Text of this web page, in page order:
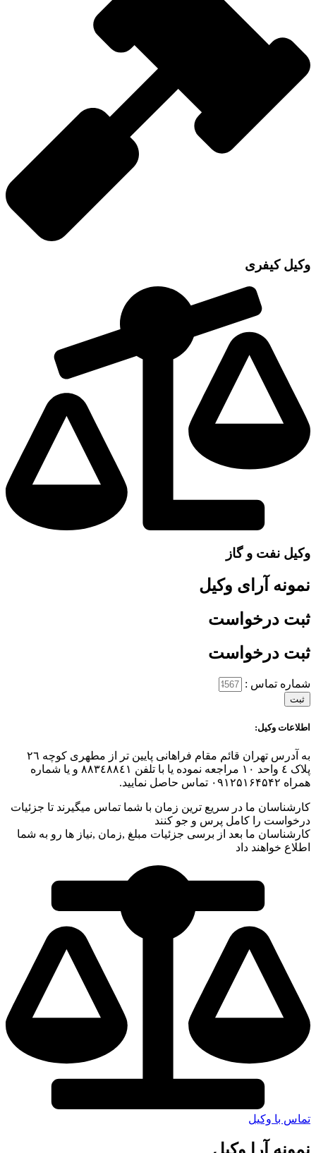
کیفری
نفت و گاز
آرای وکیل
درخواست
درخواست
تماس :
ثبت
وکیل:
به آدرس تهران قائم مقام فراهانی پایین تر از مطهری کوچه ٢٦
پلاک ٤ واحد ١٠ مراجعه نموده یا با تلفن ٨٨٣٤٨٨٤١ و یا شماره
تماس حاصل نمایید.
ما در سریع ترین زمان با شما تماس میگیرند تا جزئیات
را کامل پرس و جو کنند
ما بعد از برسی جزئیات مبلغ ,زمان ,نیاز ها رو به شما
خواهند داد
با وکیل
آرا وکیل